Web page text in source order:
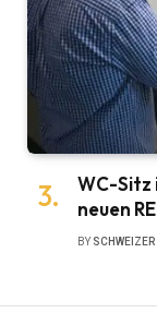
WC-Sitz
neuen
BY SCHWEIZER